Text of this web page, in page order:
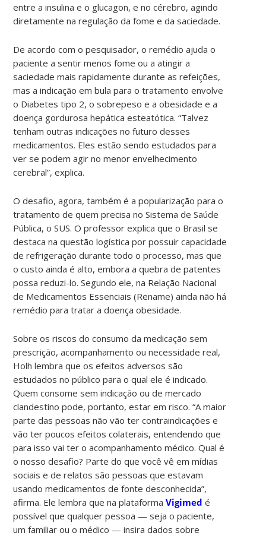
entre a insulina e o glucagon, e no cérebro, agindo
diretamente na regulação da fome e da saciedade.
De acordo com o pesquisador, o remédio ajuda o
paciente a sentir menos fome ou a atingir a
saciedade mais rapidamente durante as refeições,
mas a indicação em bula para o tratamento envolve
o Diabetes tipo 2, o sobrepeso e a obesidade e a
doença gordurosa hepática esteatótica. “Talvez
tenham outras indicações no futuro desses
medicamentos. Eles estão sendo estudados para
ver se podem agir no menor envelhecimento
cerebral”, explica.
O desafio, agora, também é a popularização para o
tratamento de quem precisa no Sistema de Saúde
Pública, o SUS. O professor explica que o Brasil se
destaca na questão logística por possuir capacidade
de refrigeração durante todo o processo, mas que
o custo ainda é alto, embora a quebra de patentes
possa reduzi-lo. Segundo ele, na Relação Nacional
de Medicamentos Essenciais (Rename) ainda não há
remédio para tratar a doença obesidade.
Sobre os riscos do consumo da medicação sem
prescrição, acompanhamento ou necessidade real,
Holh lembra que os efeitos adversos são
estudados no público para o qual ele é indicado.
Quem consome sem indicação ou de mercado
clandestino pode, portanto, estar em risco. “A maior
parte das pessoas não vão ter contraindicações e
vão ter poucos efeitos colaterais, entendendo que
para isso vai ter o acompanhamento médico. Qual é
o nosso desafio? Parte do que você vê em mídias
sociais e de relatos são pessoas que estavam
usando medicamentos de fonte desconhecida”,
afirma. Ele lembra que na plataformaVigimed é
possível que qualquer pessoa — seja o paciente,
um familiar ou o médico — insira dados sobre